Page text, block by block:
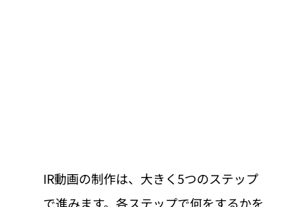
IR動画の制作は、大きく5つのステップ
で進みます。各ステップで何をするかを